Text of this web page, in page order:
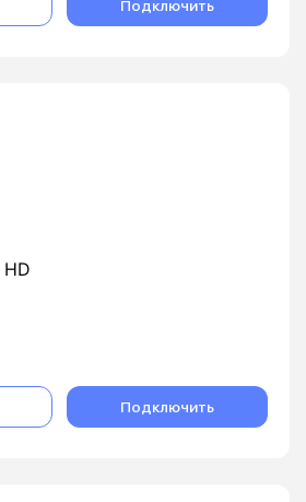
Подключить
HD
Подключить